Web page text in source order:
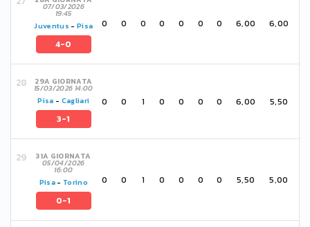
07/03/2026
19:45
Juventus -Pisa
4-0
0 0 0 0 0 0 0 6,00 6,00
29A GIORNATA
15/03/2026 14:00
Pisa - Cagliari
3-1
0 0 1 0 0 0 0 6,00 5,50
31A GIORNATA
05/04/2026
16:00
Pisa- Torino
0-1
0 0 1 0 0 0 0 5,50 5,00